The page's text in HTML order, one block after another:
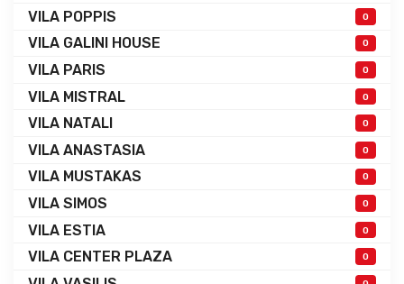
VILA POPPIS 0
VILA GALINI HOUSE 0
VILA PARIS 0
VILA MISTRAL 0
VILA NATALI 0
VILA ANASTASIA 0
VILA MUSTAKAS 0
VILA SIMOS 0
VILA ESTIA 0
VILA CENTER PLAZA 0